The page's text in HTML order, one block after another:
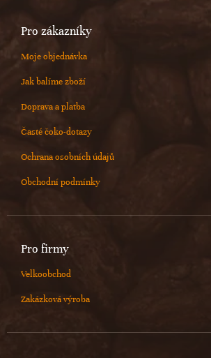
Pro zákazníky
Moje objednávka
Jak balíme zboží
Doprava a platba
Časté čoko-dotazy
Ochrana osobních údajů
Obchodní podmínky
Pro firmy
Velkoobchod
Zakázková výroba